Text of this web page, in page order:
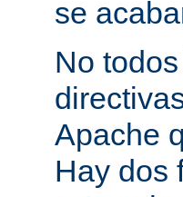
se
No
Apache
Hay dos